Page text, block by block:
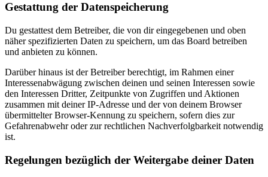
Gestattung der Datenspeicherung
Du gestattest dem Betreiber, die von dir eingegebenen und oben
näher spezifizierten Daten zu speichern, um das Board betreiben
und anbieten zu können.
Darüber hinaus ist der Betreiber berechtigt, im Rahmen einer
Interessenabwägung zwischen deinen und seinen Interessen sowie
den Interessen Dritter, Zeitpunkte von Zugriffen und Aktionen
zusammen mit deiner IP-Adresse und der von deinem Browser
übermittelter Browser-Kennung zu speichern, sofern dies zur
Gefahrenabwehr oder zur rechtlichen Nachverfolgbarkeit notwendig
ist.
Regelungen bezüglich der Weitergabe deiner Daten